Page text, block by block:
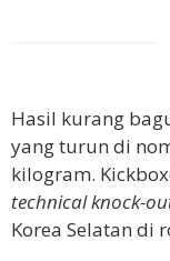
Hasil kurang
yang turun di
kilogram.
technical knock-
Korea Selatan di